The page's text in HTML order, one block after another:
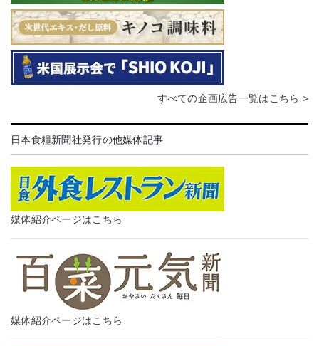
すべての企画広告一覧はこちら >
日本食糧新聞社発行の他媒体記事
媒体紹介ページはこちら
媒体紹介ページはこちら